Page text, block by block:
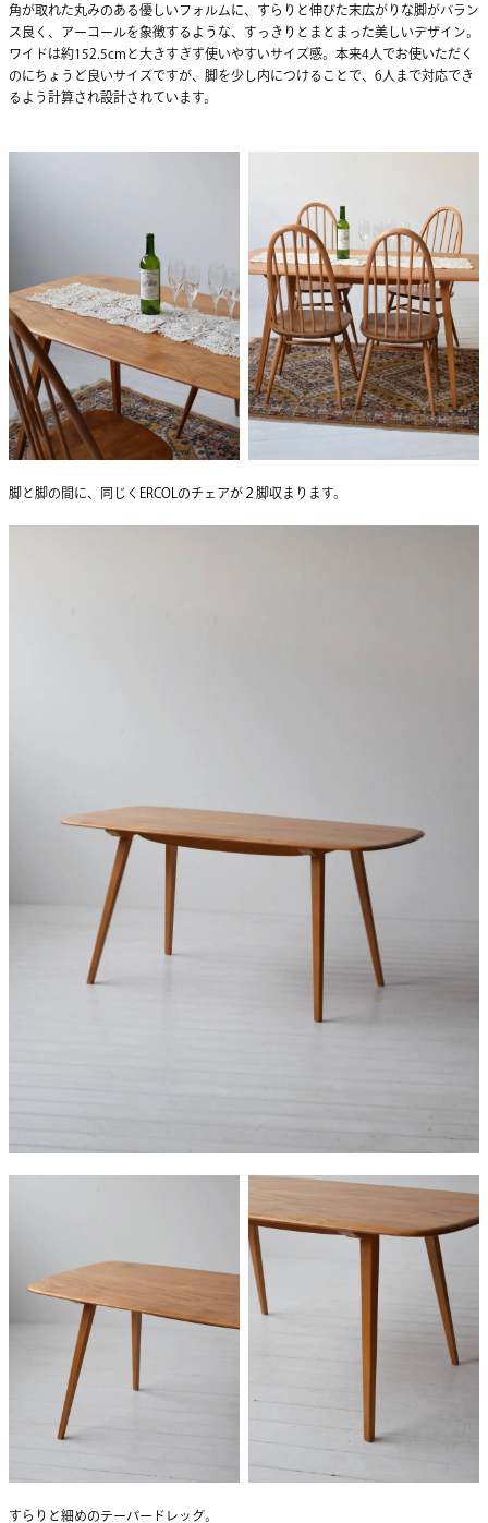
角が取れた丸みのある優しいフォルムに、すらりと伸びた末広がりな脚がバラン
ス良く、アーコールを象徴するような、すっきりとまとまった美しいデザイン。
ワイドは約152.5cmと大きすぎず使いやすいサイズ感。本来4人でお使いただく
のにちょうど良いサイズですが、脚を少し内につけることで、6人まで対応でき
るよう計算され設計されています。
脚と脚の間に、同じくERCOLのチェアが２脚収まります。
すらりと細めのテーパードレッグ。